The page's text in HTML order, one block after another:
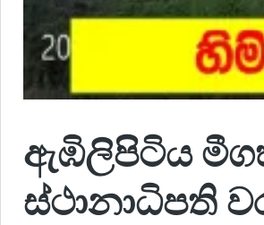
ඇඹිලිපිටිය
ස්ථානාධිපති